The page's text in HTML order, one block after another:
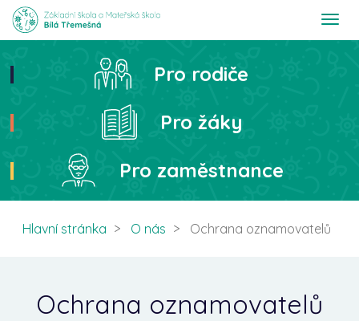
T
t
o
Hledat
Pro rodiče
Pro žáky
Pro zaměstnance
Hlavní stránka O nás Ochrana oznamovatelů
Ochrana oznamovatelů